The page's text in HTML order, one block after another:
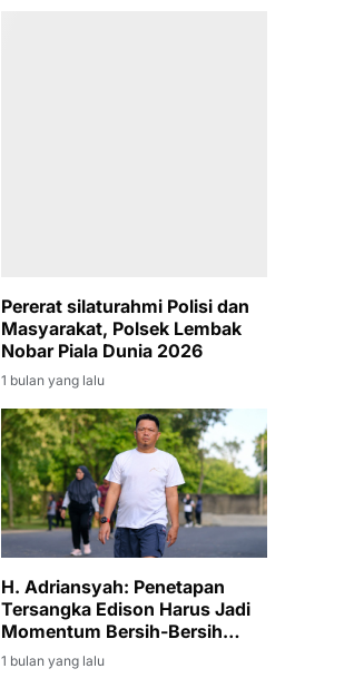
Pererat silaturahmi Polisi dan
Masyarakat, Polsek Lembak
Nobar Piala Dunia 2026
1 bulan yang lalu
H. Adriansyah: Penetapan
Tersangka Edison Harus Jadi
Momentum Bersih-Bersih
Korupsi di Muara Enim
1 bulan yang lalu